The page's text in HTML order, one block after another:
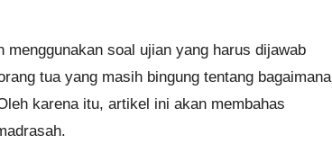
soal ujian yang harus dijawab
tua yang masih bingung tentang bagaimana
karena itu, artikel ini akan membahas